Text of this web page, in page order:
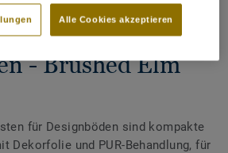
Sockelleisten für
- Brushed Elm
für Designböden sind kompakte
Dekorfolie und PUR-Behandlung, für
Alle Cookies akzeptieren